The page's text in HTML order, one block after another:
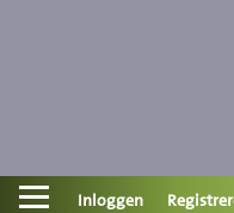
ContactInloggen